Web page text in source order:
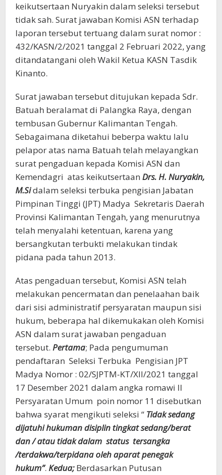
keikutsertaan Nuryakin dalam seleksi tersebut
tidak sah. Surat jawaban Komisi ASN terhadap
laporan tersebut tertuang dalam surat nomor :
432/KASN/2/2021 tanggal 2 Februari 2022, yang
ditandatangani oleh Wakil Ketua KASN Tasdik
Kinanto.
Surat jawaban tersebut ditujukan kepada Sdr.
Batuah beralamat di Palangka Raya, dengan
tembusan Gubernur Kalimantan Tengah.
Sebagaimana diketahui beberpa waktu lalu
pelapor atas nama Batuah telah melayangkan
surat pengaduan kepada Komisi ASN dan
Kemendagri atas keikutsertaan Drs. H. Nuryakin,
M.Sidalam seleksi terbuka pengisian Jabatan
Pimpinan Tinggi (JPT) Madya Sekretaris Daerah
Provinsi Kalimantan Tengah, yang menurutnya
telah menyalahi ketentuan, karena yang
bersangkutan terbukti melakukan tindak
pidana pada tahun 2013.
Atas pengaduan tersebut, Komisi ASN telah
melakukan pencermatan dan penelaahan baik
dari sisi administratif persyaratan maupun sisi
hukum, beberapa hal dikemukakan oleh Komisi
ASN dalam surat jawaban pengaduan
tersebut. Pertama; Pada pengumuman
pendaftaran Seleksi Terbuka Pengisian JPT
Madya Nomor : 02/SJPTM-KT/XII/2021 tanggal
17 Desember 2021 dalam angka romawi II
Persyaratan Umum poin nomor 11 disebutkan
bahwa syarat mengikuti seleksi “ Tidak sedang
dijatuhi hukuman disiplin tingkat sedang/berat
dan / atau tidak dalam status tersangka
/terdakwa/terpidana oleh aparat penegak
hukum”. Kedua;Berdasarkan Putusan